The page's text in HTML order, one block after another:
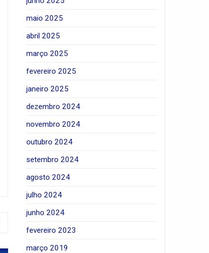
maio 2025
abril 2025
março 2025
fevereiro 2025
janeiro 2025
dezembro 2024
novembro 2024
outubro 2024
setembro 2024
agosto 2024
julho 2024
junho 2024
fevereiro 2023
março 2019